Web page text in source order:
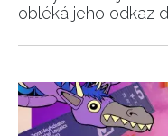
obléká jeho odkaz